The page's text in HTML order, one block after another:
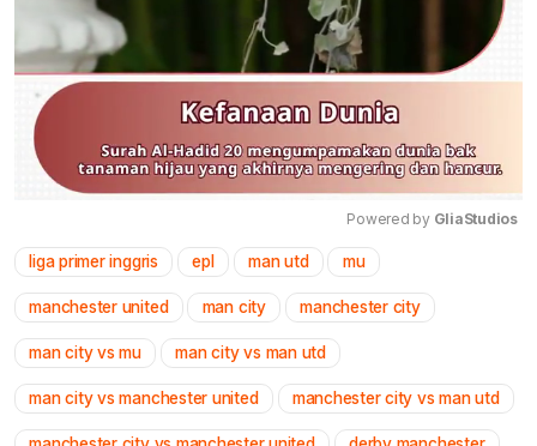
Powered by GliaStudios
liga primer inggris epl man utd mu
manchester united man city manchester city
man city vs mu man city vs man utd
man city vs manchester united manchester city vs man utd